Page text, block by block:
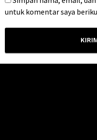
untuk komentar saya